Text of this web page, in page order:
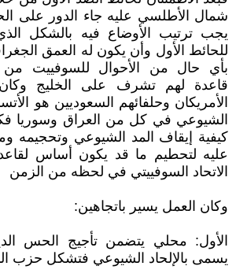
شمال الأطلسي عليه جاء الدور على
يجب ترتيب الأوضاع فيه بالشكل
للحائط الأول وأن يكون له العمق
بأي حال من الأحوال للسوفييت من
قاعدة لهم تشرف على الخليج
الأمريكان وحلفائهم السعوديين هو
الشيوعي في كل من العراق وسوريا
كيفية إيقاف المد الشيوعي وتحجيمه
عليه لتحطيم ما قد يكون أساس
الاتحاد السوفييتي في لحظه من الزمن
وكان العمل يسير باتجاهين:
الأول: محلي يتضمن تأجيج الحس
يسمى بالإلحاد الشيوعي فتشكل حزب